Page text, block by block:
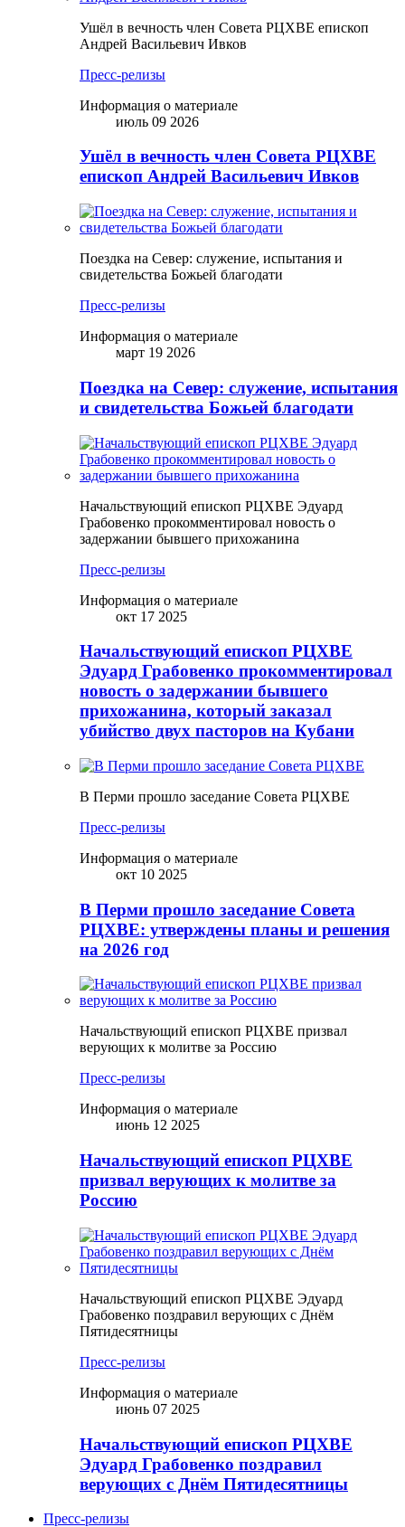
Ушёл в вечность член Совета РЦХВЕ епископ
Андрей Васильевич Ивков
Пресс-релизы
Информация о материале
июль 09 2026
Ушёл в вечность член Совета РЦХВЕ
епископ Андрей Васильевич Ивков
Поездка на Север: служение, испытания и
свидетельства Божьей благодати
Пресс-релизы
Информация о материале
март 19 2026
Поездка на Север: служение, испытания
и свидетельства Божьей благодати
Начальствующий епископ РЦХВЕ Эдуард
Грабовенко прокомментировал новость о
задержании бывшего прихожанина
Пресс-релизы
Информация о материале
окт 17 2025
Начальствующий епископ РЦХВЕ
Эдуард Грабовенко прокомментировал
новость о задержании бывшего
прихожанина, который заказал
убийство двух пасторов на Кубани
В Перми прошло заседание Совета РЦХВЕ
Пресс-релизы
Информация о материале
окт 10 2025
В Перми прошло заседание Совета
РЦХВЕ: утверждены планы и решения
на 2026 год
Начальствующий епископ РЦХВЕ призвал
верующих к молитве за Россию
Пресс-релизы
Информация о материале
июнь 12 2025
Начальствующий епископ РЦХВЕ
призвал верующих к молитве за
Россию
Начальствующий епископ РЦХВЕ Эдуард
Грабовенко поздравил верующих с Днём
Пятидесятницы
Пресс-релизы
Информация о материале
июнь 07 2025
Начальствующий епископ РЦХВЕ
Эдуард Грабовенко поздравил
верующих с Днём Пятидесятницы
Пресс-релизы